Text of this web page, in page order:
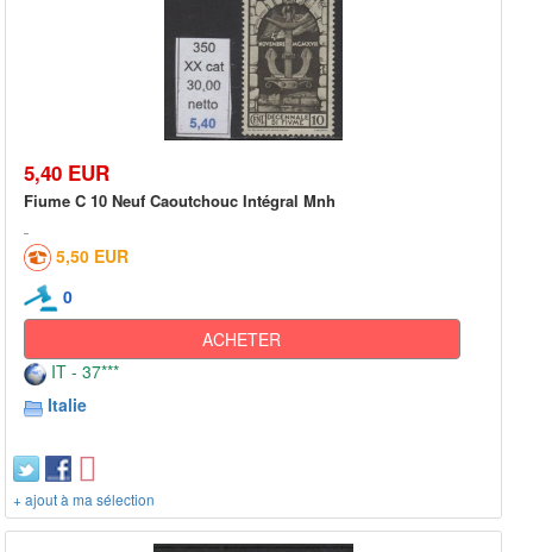
5,40 EUR
Fiume C 10 Neuf Caoutchouc Intégral Mnh
5,50 EUR
0
ACHETER
IT - 37***
Italie
+ ajout à ma sélection